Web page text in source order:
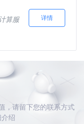
算服
详情
，请留下您的联系方式
绍